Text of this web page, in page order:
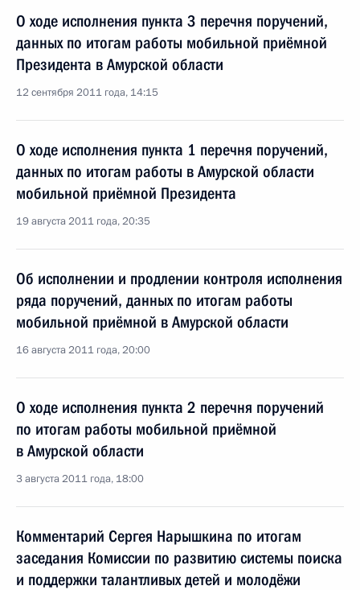
О ходе исполнения пункта 3 перечня поручений,
данных по итогам работы мобильной приёмной
Президента в Амурской области
12 сентября 2011 года, 14:15
О ходе исполнения пункта 1 перечня поручений,
данных по итогам работы в Амурской области
мобильной приёмной Президента
19 августа 2011 года, 20:35
Об исполнении и продлении контроля исполнения
ряда поручений, данных по итогам работы
мобильной приёмной в Амурской области
16 августа 2011 года, 20:00
О ходе исполнения пункта 2 перечня поручений
по итогам работы мобильной приёмной
в Амурской области
3 августа 2011 года, 18:00
Комментарий Сергея Нарышкина по итогам
заседания Комиссии по развитию системы поиска
и поддержки талантливых детей и молодёжи